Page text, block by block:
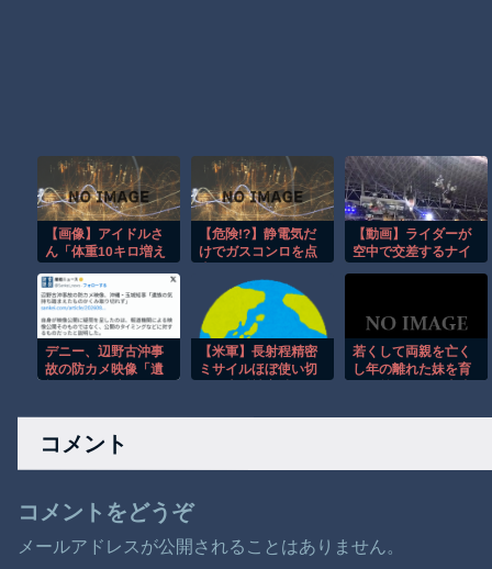
【画像】アイドルさ
ん「体重10キロ増え
【危険!?】静電気だ
けでガスコンロを点
【動画】ライダーが
空中で交差するナイ
デニー、辺野古沖事
故の防カメ映像「遺
ず」
【米軍】長射程精密
ミサイルほぼ使い切
若くして両親を亡く
し年の離れた妹を育
しくなった
コメント
コメントをどうぞ
メールアドレスが公開されることはありません。